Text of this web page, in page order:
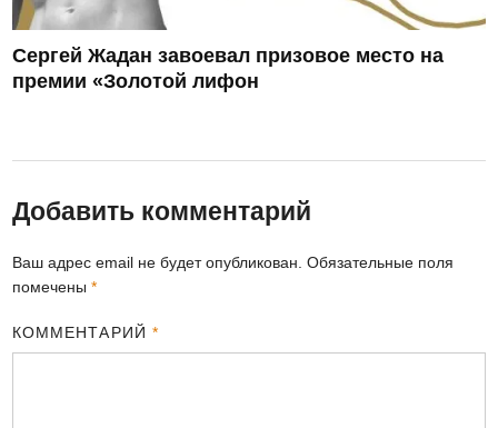
Сергей Жадан завоевал призовое место на
премии «Золотой лифон
Добавить комментарий
Ваш адрес email не будет опубликован. Обязательные поля
помечены*
КОММЕНТАРИЙ *